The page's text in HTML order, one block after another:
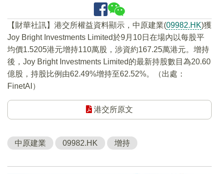
【財華社訊】港交所權益資料顯示，中原建業(09982.HK)獲
Joy Bright Investments Limited於9月10日在場內以每股平
均價1.5205港元增持110萬股，涉資約167.25萬港元。增持
後，Joy Bright Investments Limited的最新持股數目為20.60
億股，持股比例由62.49%增持至62.52%。（出處：
FinetAI）
港交所原文
中原建業 09982.HK 增持